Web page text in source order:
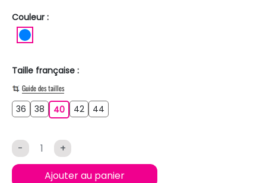
Couleur :
Taille française :
Guide des tailles
36 3638 4040424244
- +
Ajouter au panier